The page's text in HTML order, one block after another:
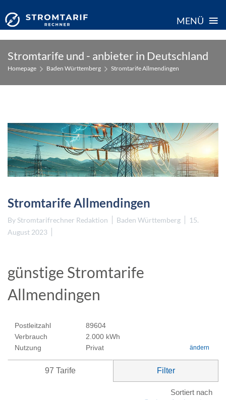
MENÜ ≡
content
Stromtarife und - anbieter in Deutschland
Homepage Baden Württemberg Stromtarife Allmendingen
Stromtarife Allmendingen
By Stromtarifrechner Redaktion Baden Württemberg
15.
August 2023
günstige Stromtarife
Allmendingen